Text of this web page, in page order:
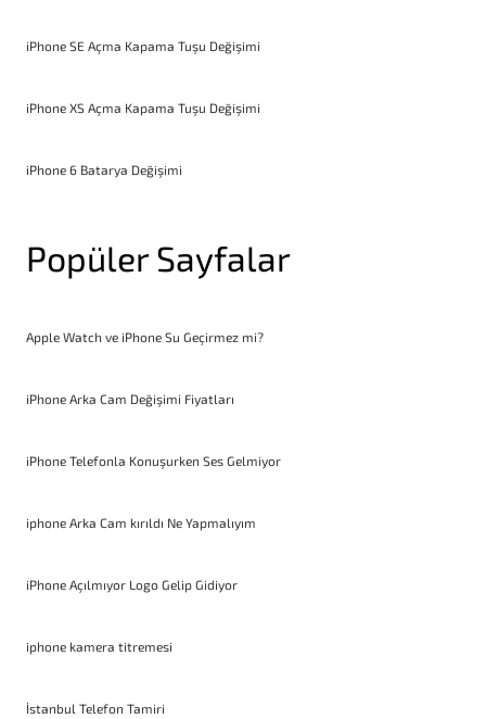
iPhone SE Açma Kapama Tuşu Değişimi
iPhone XS Açma Kapama Tuşu Değişimi
iPhone 6 Batarya Değişimi
Popüler Sayfalar
Apple Watch ve iPhone Su Geçirmez mi?
iPhone Arka Cam Değişimi Fiyatları
iPhone Telefonla Konuşurken Ses Gelmiyor
iphone Arka Cam kırıldı Ne Yapmalıyım
iPhone Açılmıyor Logo Gelip Gidiyor
iphone kamera titremesi
İstanbul Telefon Tamiri